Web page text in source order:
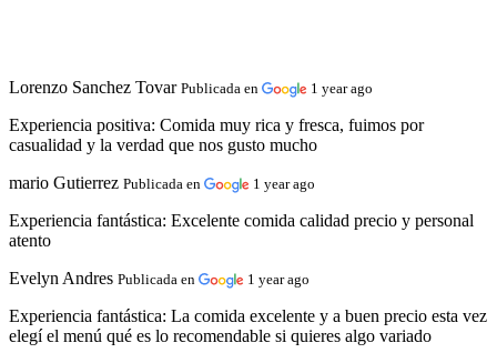
Lorenzo Sanchez Tovar Publicada en 1 year ago
Experiencia positiva: Comida muy rica y fresca, fuimos por
casualidad y la verdad que nos gusto mucho
mario Gutierrez Publicada en 1 year ago
Experiencia fantástica: Excelente comida calidad precio y personal
atento
Evelyn Andres Publicada en 1 year ago
Experiencia fantástica: La comida excelente y a buen precio esta vez
elegí el menú qué es lo recomendable si quieres algo variado